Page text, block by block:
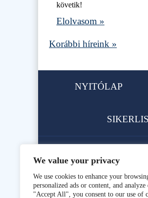
We value your privacy
We use cookies to enhance your
personalized ads or content, and
"Accept All", you consent to our use of
követik!
Elolvasom »
Korábbi híreink »
NYITÓLAP
1113
Telefon: